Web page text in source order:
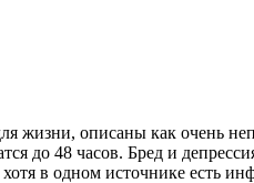
жизни, описаны как очень
до 48 часов. Бред и
в одном источнике есть